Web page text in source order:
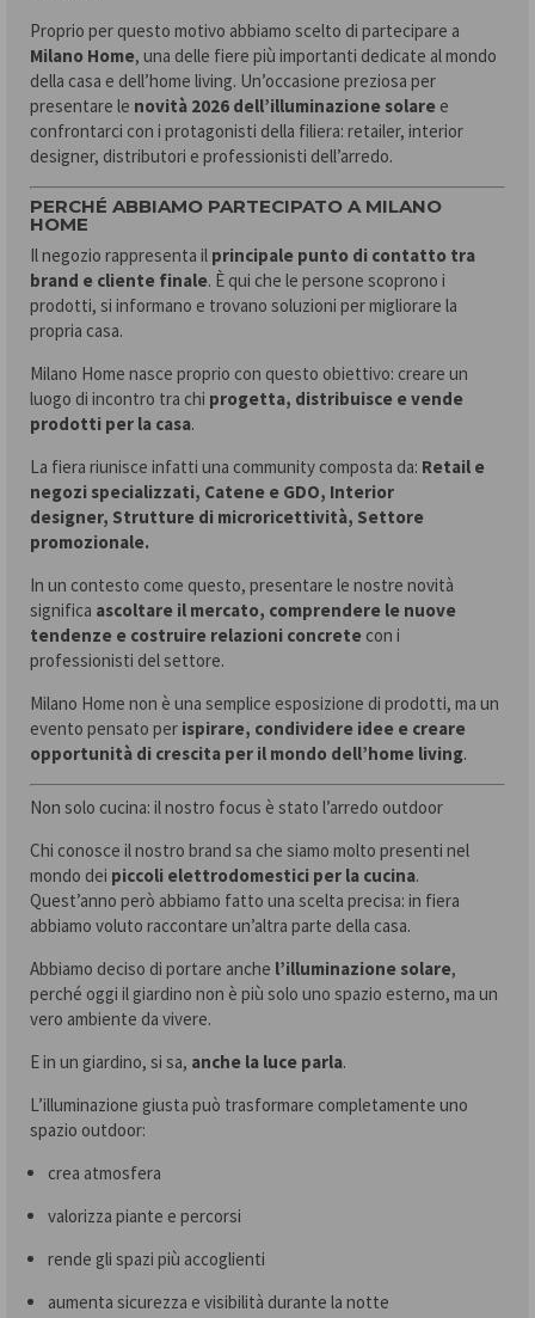
Proprio per questo motivo abbiamo scelto di partecipare a
Milano Home, una delle fiere più importanti dedicate al mondo
della casa e dell’home living. Un’occasione preziosa per
presentare le novità 2026 dell’illuminazione solare e
confrontarci con i protagonisti della filiera: retailer, interior
designer, distributori e professionisti dell’arredo.
PERCHÉ ABBIAMO PARTECIPATO A MILANO
HOME
Il negozio rappresenta il principale punto di contatto tra
brand e cliente finale. È qui che le persone scoprono i
prodotti, si informano e trovano soluzioni per migliorare la
propria casa.
Milano Home nasce proprio con questo obiettivo: creare un
luogo di incontro tra chi progetta, distribuisce e vende
prodotti per la casa.
La fiera riunisce infatti una community composta da: Retail e
negozi specializzati, Catene e GDO, Interior
designer, Strutture di microricettività, Settore
promozionale.
In un contesto come questo, presentare le nostre novità
significa ascoltare il mercato, comprendere le nuove
tendenze e costruire relazioni concrete con i
professionisti del settore.
Milano Home non è una semplice esposizione di prodotti, ma un
evento pensato per ispirare, condividere idee e creare
opportunità di crescita per il mondo dell’home living.
Non solo cucina: il nostro focus è stato l’arredo outdoor
Chi conosce il nostro brand sa che siamo molto presenti nel
mondo dei piccoli elettrodomestici per la cucina.
Quest’anno però abbiamo fatto una scelta precisa: in fiera
abbiamo voluto raccontare un’altra parte della casa.
Abbiamo deciso di portare anche l’illuminazione solare,
perché oggi il giardino non è più solo uno spazio esterno, ma un
vero ambiente da vivere.
E in un giardino, si sa, anche la luce parla.
L’illuminazione giusta può trasformare completamente uno
spazio outdoor:
crea atmosfera
valorizza piante e percorsi
rende gli spazi più accoglienti
aumenta sicurezza e visibilità durante la notte